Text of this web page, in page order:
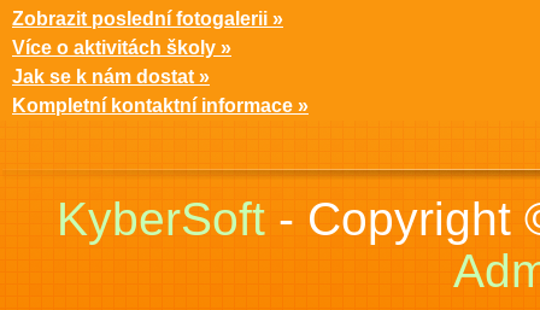
Zobrazit poslední fotogalerii »
Více o aktivitách školy »
Jak se k nám dostat »
Kompletní kontaktní informace »
KyberSoft- Copyright